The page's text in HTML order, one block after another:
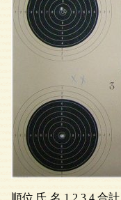
順位 氏 名 1 2 3 4 合